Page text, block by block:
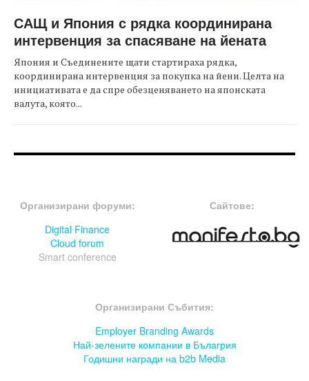
САЩ и Япония с рядка координирана
интервенция за спасяване на йената
Япония и Съединените щати стартираха рядка,
координирана интервенция за покупка на йени. Целта на
инициативата е да спре обезценяването на японската
валута, която...
Организирани форуми:
Digital Finance
Cloud forum
Smart conference
Сайтове:
Организирани Събития:
Employer Branding Awards
Най-зелените компании в Бълагрия
Годишни награди на b2b Media